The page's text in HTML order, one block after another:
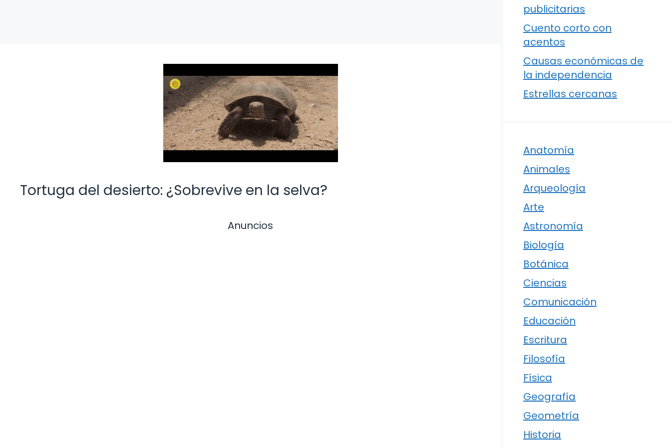
Tortuga del desierto: ¿Sobrevive en la selva?
Anuncios
publicitarias
Cuento corto con
acentos
Causas económicas de
la independencia
Estrellas cercanas
Anatomía
Animales
Arqueología
Arte
Astronomía
Biología
Botánica
Ciencias
Comunicación
Educación
Escritura
Filosofía
Física
Geografía
Geometría
Historia